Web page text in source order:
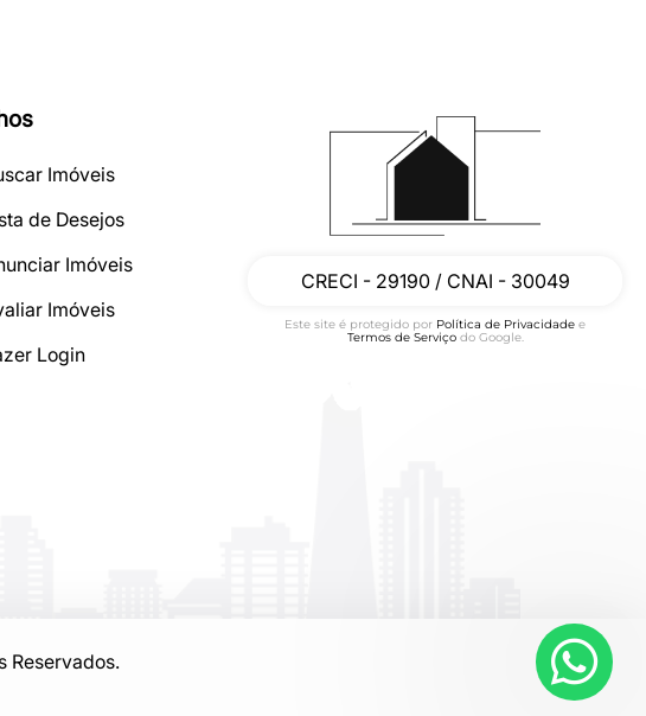
Imóveis
de Desejos
Imóveis
Imóveis
Login
CRECI - 29190 / CNAI - 30049
Este site é protegido por Política de Privacidade e
Termos de Serviçodo Google.
Reservados.